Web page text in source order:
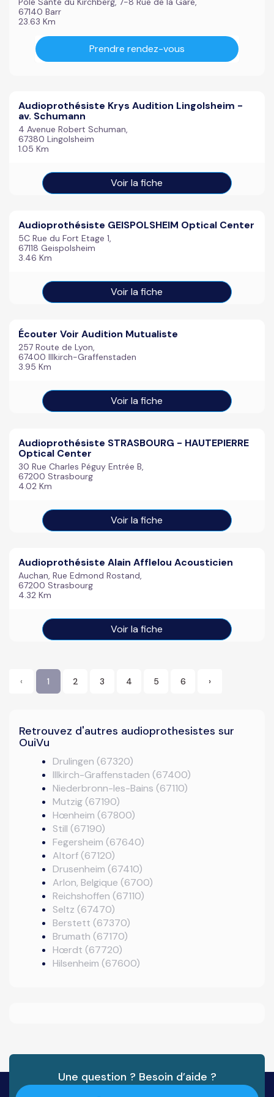
67140 Barr
23.63 Km
Prendre rendez-vous
Audioprothésiste Krys Audition Lingolsheim -
av. Schumann
4 Avenue Robert Schuman,
67380 Lingolsheim
1.05 Km
Voir la fiche
Audioprothésiste GEISPOLSHEIM Optical Center
5C Rue du Fort Etage 1,
67118 Geispolsheim
3.46 Km
Voir la fiche
Écouter Voir Audition Mutualiste
257 Route de Lyon,
67400 Illkirch-Graffenstaden
3.95 Km
Voir la fiche
Audioprothésiste STRASBOURG - HAUTEPIERRE
Optical Center
30 Rue Charles Péguy Entrée B,
67200 Strasbourg
4.02 Km
Voir la fiche
Audioprothésiste Alain Afflelou Acousticien
Auchan, Rue Edmond Rostand,
67200 Strasbourg
4.32 Km
Voir la fiche
‹ 1 2 3 4 5 6 ›
Retrouvez d'autres audioprothesistes sur
OuiVu
Drulingen (67320)
Illkirch-Graffenstaden (67400)
Niederbronn-les-Bains (67110)
Mutzig (67190)
Hœnheim (67800)
Still (67190)
Fegersheim (67640)
Altorf (67120)
Drusenheim (67410)
Arlon, Belgique (6700)
Reichshoffen (67110)
Seltz (67470)
Berstett (67370)
Brumath (67170)
Hœrdt (67720)
Hilsenheim (67600)
Une question ? Besoin d’aide ?